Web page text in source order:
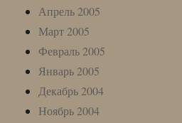
Апрель 2005
Март 2005
Февраль 2005
Январь 2005
Декабрь 2004
Ноябрь 2004